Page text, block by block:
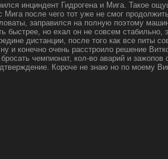
инциндент Гидрогена и Мига. Такое
после чего тот уже не смог
заправился на полную поэтому
быстрее, но ехал он не совсем стабильно,
дистанции, после того как все питы
и конечно очень расстроило решение
чемпионат, кол-во аварий и
Короче не знаю но по моему